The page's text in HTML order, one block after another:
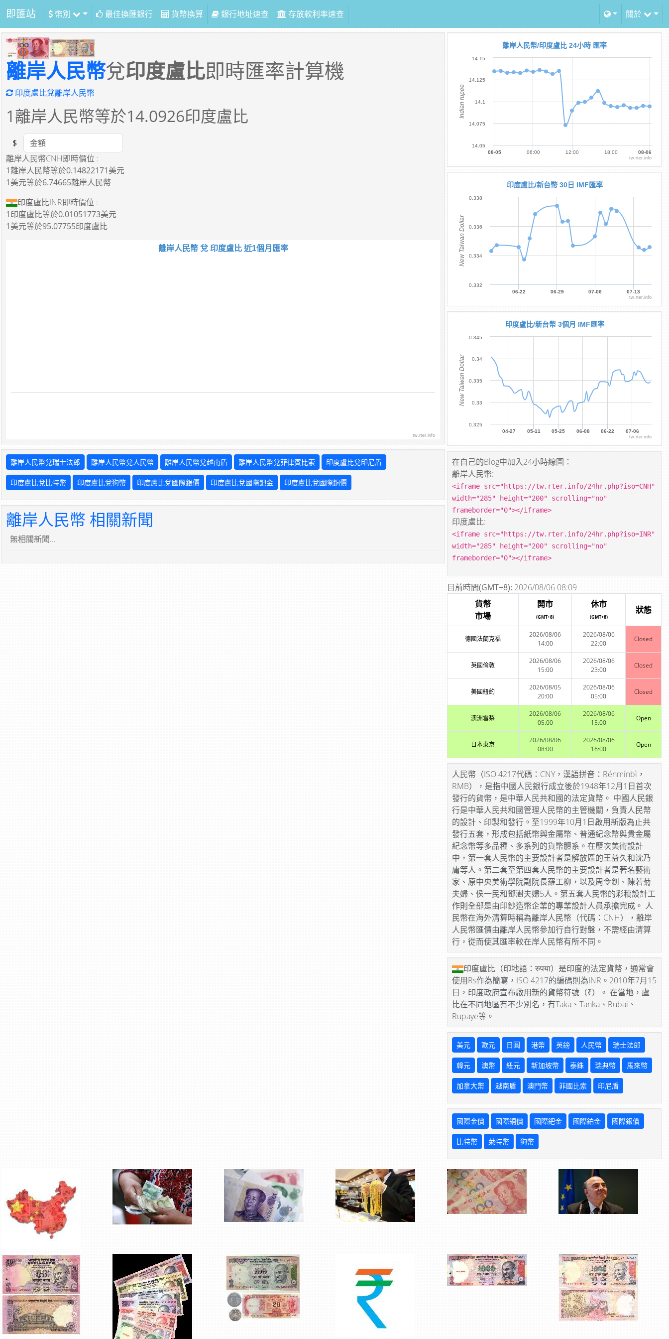
即匯站 幣別 最佳換匯銀行 貨幣換算 銀行地址速查 存放款利率速查 關於
離岸人民幣兌印度盧比即時匯率計算機
印度盧比兌離岸人民幣
1離岸人民幣等於14.0926印度盧比
Amount
$
離岸人民幣CNH即時價位 :
1離岸人民幣等於0.14822171美元
1美元等於6.74665離岸人民幣
印度盧比INR即時價位 :
1印度盧比等於0.01051773美元
1美元等於95.07755印度盧比
離岸人民幣 兌 印度盧比 近1個月匯率
tw.rter.info
離岸人民幣兌瑞士法郎 離岸人民幣兌人民幣 離岸人民幣兌越南盾 離岸人民幣兌菲律賓比索 印度盧比兌印尼盾
印度盧比兌比特幣 印度盧比兌狗幣 印度盧比兌國際銀價 印度盧比兌國際鈀金 印度盧比兌國際銅價
離岸人民幣 相關新聞
無相關新聞...
Indian rupee
離岸人民幣/印度盧比 24小時 匯率
08-05 06:00 12:00 18:00 08-06
14.05
14.075
14.1
14.125
14.15
tw.rter.info
New Taiwan Dollar
印度盧比/新台幣 30日 IMF匯率
06-22 06-29 07-06 07-13
0.332
0.334
0.336
0.338
tw.rter.info
New Taiwan Dollar
印度盧比/新台幣 3個月 IMF匯率
04-27 05-11 05-25 06-08 06-22 07-06
0.325
0.33
0.335
0.34
0.345
tw.rter.info
在自己的Blog中加入24小時線圖：
離岸人民幣:
<iframe src="https://tw.rter.info/24hr.php?iso=CNH"
width="285" height="200" scrolling="no"
frameborder="0"></iframe>
印度盧比:
<iframe src="https://tw.rter.info/24hr.php?iso=INR"
width="285" height="200" scrolling="no"
frameborder="0"></iframe>
目前時間(GMT+8): 2026/08/06 08:09
貨幣
市場
開市
(GMT+8)
休市
(GMT+8)
狀態
德國法蘭克福
2026/08/06
14:00
2026/08/06
22:00
Closed
英國倫敦
2026/08/06
15:00
2026/08/06
23:00
Closed
美國紐約
2026/08/05
20:00
2026/08/06
05:00
Closed
澳洲雪梨
2026/08/06
05:00
2026/08/06
15:00
Open
日本東京
2026/08/06
08:00
2026/08/06
16:00
Open
人民幣（ISO 4217代碼：CNY，漢語拼音：Rénmínbì，
RMB），是指中國人民銀行成立後於1948年12月1日首次
發行的貨幣，是中華人民共和國的法定貨幣。 中國人民銀
行是中華人民共和國管理人民幣的主管機關，負責人民幣
的設計、印製和發行。至1999年10月1日啟用新版為止共
發行五套，形成包括紙幣與金屬幣、普通紀念幣與貴金屬
紀念幣等多品種、多系列的貨幣體系。在歷次美術設計
中，第一套人民幣的主要設計者是解放區的王益久和沈乃
庸等人。第二套至第四套人民幣的主要設計者是著名藝術
家、原中央美術學院副院長羅工柳，以及周令釗、陳若菊
夫婦、侯一民和鄧澍夫婦5人。第五套人民幣的彩稿設計工
作則全部是由印鈔造幣企業的專業設計人員承擔完成。 人
民幣在海外清算時稱為離岸人民幣（代碼：CNH），離岸
人民幣匯價由離岸人民幣參加行自行對盤，不需經由清算
行，從而使其匯率較在岸人民幣有所不同。
印度盧比（印地語：रुपया）是印度的法定貨幣，通常會
使用Rs作為簡寫，ISO 4217的編碼則為INR。2010年7月15
日，印度政府宣布啟用新的貨幣符號（₹）。 在當地，盧
比在不同地區有不少別名，有Taka、Tanka、Rubai、
Rupaye等。
美元 歐元 日圓 港幣 英鎊 人民幣 瑞士法郎
韓元 澳幣 紐元 新加坡幣 泰銖 瑞典幣 馬來幣
加拿大幣 越南盾 澳門幣 菲國比索 印尼盾
國際金價 國際銅價 國際鈀金 國際鉑金 國際銀價
比特幣 萊特幣 狗幣